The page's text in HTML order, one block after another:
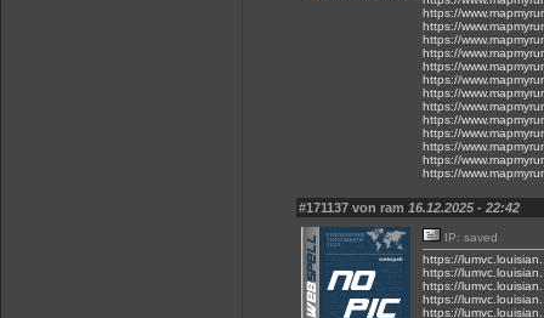
https://
https://
https://
https://
https://
https://
https://
https://
https://
https://
https://
https://
https://
#171137 von ram 16.12.2025 - 22:42
IP: saved
https://
https://
https://
https://
https://